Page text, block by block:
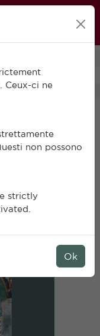
Ceux-ci ne
non possono
strictly
Ok